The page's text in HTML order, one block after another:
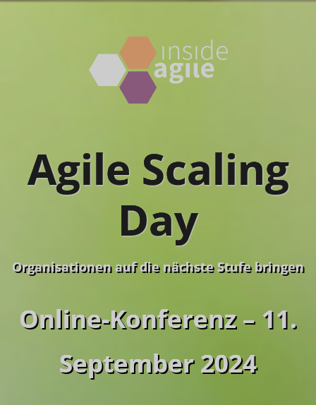
Agile Scaling
Day
Organisationen auf die nächste Stufe bringen
Online-Konferenz – 11.
September 2024